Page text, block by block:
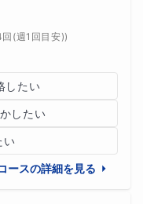
回(週1回目安))
したい
したい
い
ースの詳細を見る